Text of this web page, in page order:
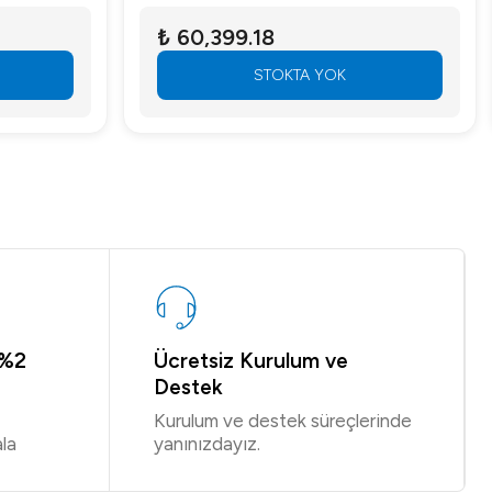
₺ 60,399.18
STOKTA YOK
Ücretsiz Kurulum ve
Destek
Kurulum ve destek süreçlerinde
yanınızdayız.